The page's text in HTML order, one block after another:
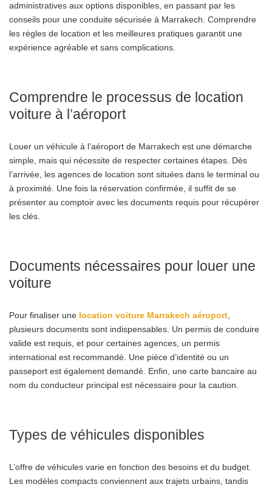
administratives aux options disponibles, en passant par les
conseils pour une conduite sécurisée à Marrakech. Comprendre
les règles de location et les meilleures pratiques garantit une
expérience agréable et sans complications.
Comprendre le processus de location
voiture à l’aéroport
Louer un véhicule à l’aéroport de Marrakech est une démarche
simple, mais qui nécessite de respecter certaines étapes. Dès
l’arrivée, les agences de location sont situées dans le terminal ou
à proximité. Une fois la réservation confirmée, il suffit de se
présenter au comptoir avec les documents requis pour récupérer
les clés.
Documents nécessaires pour louer une
voiture
Pour finaliser une location voiture Marrakech aéroport,
plusieurs documents sont indispensables. Un permis de conduire
valide est requis, et pour certaines agences, un permis
international est recommandé. Une pièce d’identité ou un
passeport est également demandé. Enfin, une carte bancaire au
nom du conducteur principal est nécessaire pour la caution.
Types de véhicules disponibles
L’offre de véhicules varie en fonction des besoins et du budget.
Les modèles compacts conviennent aux trajets urbains, tandis